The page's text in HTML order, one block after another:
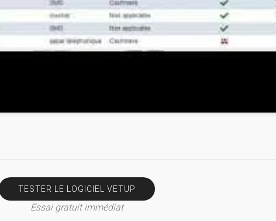
TESTER LE LOGICIEL VETUP
Essai gratuit immédiat